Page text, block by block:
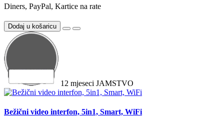
Diners, PayPal, Kartice na rate
Dodaj u košaricu
12 mjeseci JAMSTVO
Bežični video interfon, 5in1, Smart, WiFi